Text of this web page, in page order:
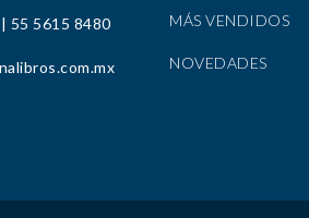
55 5615 8480 MÁS VENDIDOS
NOVEDADES